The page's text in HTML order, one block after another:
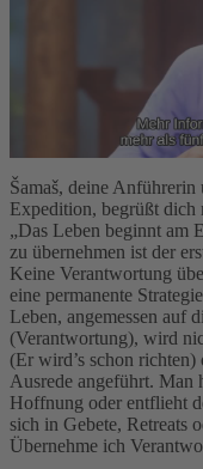
Šamaš, deine
Expedition, begrüßt dich
„Das Leben beginnt am
zu übernehmen ist der
Keine Verantwortung
eine permanente
Leben, angemessen auf
(Verantwortung), wird
(Er wird’s schon richten)
Ausrede angeführt. Man
Hoffnung oder entflieht
sich in Gebete, Retreats
Übernehme ich